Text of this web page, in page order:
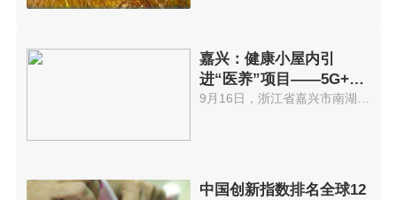
嘉兴：健康小屋内引
进“医养”项目——5G+云
诊室
中国创新指数排名全球12